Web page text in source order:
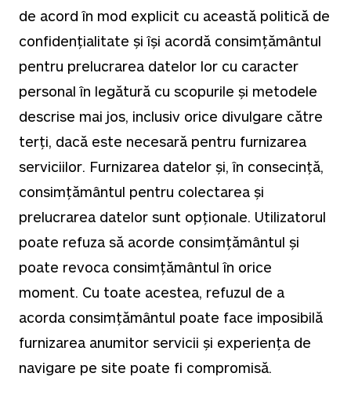
de acord în mod explicit cu această politică de
confidențialitate și își acordă consimțământul
pentru prelucrarea datelor lor cu caracter
personal în legătură cu scopurile și metodele
descrise mai jos, inclusiv orice divulgare către
terți, dacă este necesară pentru furnizarea
serviciilor. Furnizarea datelor și, în consecință,
consimțământul pentru colectarea și
prelucrarea datelor sunt opționale. Utilizatorul
poate refuza să acorde consimțământul și
poate revoca consimțământul în orice
moment. Cu toate acestea, refuzul de a
acorda consimțământul poate face imposibilă
furnizarea anumitor servicii și experiența de
navigare pe site poate fi compromisă.